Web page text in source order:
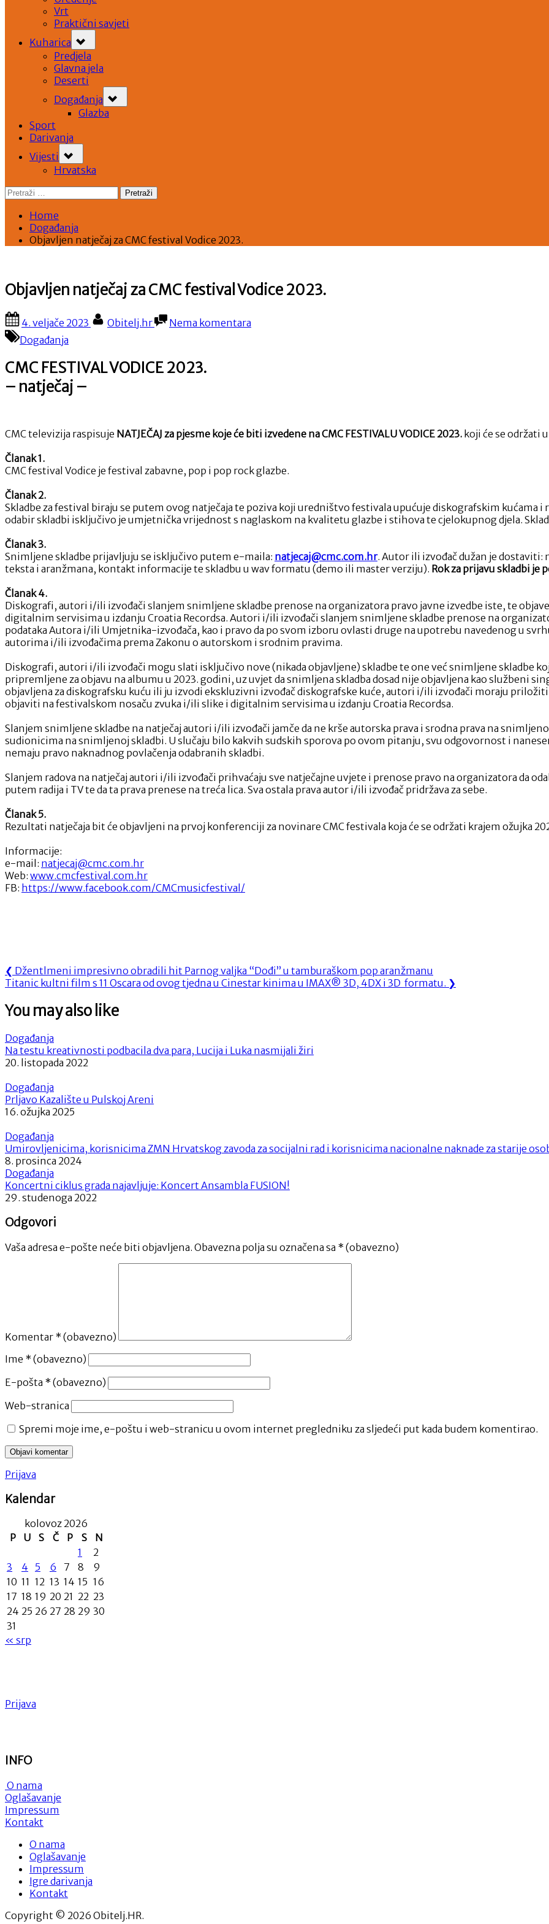
Vrt
Praktični savjeti
Kuharica
sub-
menu
Predjela
Glavna jela
Deserti
Događanja
sub-
menu
Glazba
Sport
Darivanja
Vijesti
sub-
menu
Hrvatska
Pretraži:
Home
Događanja
Objavljen natječaj za CMC festival Vodice 2023.
Objavljen natječaj za CMC festival Vodice 2023.
Posted
on
4. veljače 2023 By
Obitelj.hr Nema komentara
Objavljen
Događanja
CMC FESTIVAL VODICE 2023.
– natječaj –
CMC televizija raspisuje NATJEČAJ za pjesme koje će biti izvedene na CMC FESTIVALU VODICE 2023. koji će se održati
Članak 1.
CMC festival Vodice je festival zabavne, pop i pop rock glazbe.
Članak 2.
Skladbe za festival biraju se putem ovog natječaja te poziva koji uredništvo festivala upućuje diskografskim
odabir skladbi isključivo je umjetnička vrijednost s naglaskom na kvalitetu glazbe i stihova te cjelokupnog djela.
Članak 3.
Snimljene skladbe prijavljuju se isključivo putem e-maila: natjecaj@cmc.com.hr. Autor ili izvođač dužan je dostaviti:
teksta i aranžmana, kontakt informacije te skladbu u wav formatu (demo ili master verziju). Rok za prijavu skladbi je
Članak 4.
Diskografi, autori i/ili izvođači slanjem snimljene skladbe prenose na organizatora pravo javne izvedbe iste, te
digitalnim servisima u izdanju Croatia Recordsa. Autori i/ili izvođači slanjem snimljene skladbe prenose na
podataka Autora i/ili Umjetnika-izvođača, kao i pravo da po svom izboru ovlasti druge na upotrebu navedenog u
autorima i/ili izvođačima prema Zakonu o autorskom i srodnim pravima.
Diskografi, autori i/ili izvođači mogu slati isključivo nove (nikada objavljene) skladbe te one već snimljene skladbe
pripremljene za objavu na albumu u 2023. godini, uz uvjet da snimljena skladba dosad nije objavljena kao službeni
objavljena za diskografsku kuću ili ju izvodi ekskluzivni izvođač diskografske kuće, autori i/ili izvođači moraju
objaviti na festivalskom nosaču zvuka i/ili slike i digitalnim servisima u izdanju Croatia Recordsa.
Slanjem snimljene skladbe na natječaj autori i/ili izvođači jamče da ne krše autorska prava i srodna prava na
sudionicima na snimljenoj skladbi. U slučaju bilo kakvih sudskih sporova po ovom pitanju, svu odgovornost i
nemaju pravo naknadnog povlačenja odabranih skladbi.
Slanjem radova na natječaj autori i/ili izvođači prihvaćaju sve natječajne uvjete i prenose pravo na organizatora da
putem radija i TV te da ta prava prenese na treća lica. Sva ostala prava autor i/ili izvođač pridržava za sebe.
Članak 5.
Rezultati natječaja bit će objavljeni na prvoj konferenciji za novinare CMC festivala koja će se održati krajem ožujka
Informacije:
e-mail: natjecaj@cmc.com.hr
Web: www.cmcfestival.com.hr
FB: https://www.facebook.com/CMCmusicfestival/
Navigacija
objava
❮ Previous
Post:
Džentlmeni impresivno obradili hit Parnog valjka “Dođi” u tamburaškom pop aranžmanu
Next
Titanic kultni film s 11 Oscara od ovog tjedna u Cinestar kinima u IMAX® 3D, 4DX i 3D formatu. ❯
You may also like
Događanja
Na testu kreativnosti podbacila dva para, Lucija i Luka nasmijali žiri
20. listopada 2022
Događanja
Prljavo Kazalište u Pulskoj Areni
16. ožujka 2025
Događanja
Umirovljenicima, korisnicima ZMN Hrvatskog zavoda za socijalni rad i korisnicima nacionalne naknade za starije
8. prosinca 2024
Događanja
Koncertni ciklus grada najavljuje: Koncert Ansambla FUSION!
29. studenoga 2022
Odgovori
Vaša adresa e-pošte neće biti objavljena. Obavezna polja su označena sa * (obavezno)
Komentar * (obavezno)
Ime * (obavezno)
E-pošta * (obavezno)
Web-stranica
Spremi moje ime, e-poštu i web-stranicu u ovom internet pregledniku za sljedeći put kada budem komentirao.
Prijava
Kalendar
kolovoz 2026
P
U S Č P S
N
1
2
3
4 5 6 7 8
9
10 11 12 13 14 15 16
17 18 19 20 21 22 23
24 25 26 27 28 29 30
31
« srp
Prijava
INFO
O nama
Oglašavanje
Impressum
Kontakt
O nama
Oglašavanje
Impressum
Igre darivanja
Kontakt
Copyright © 2026 Obitelj.HR.